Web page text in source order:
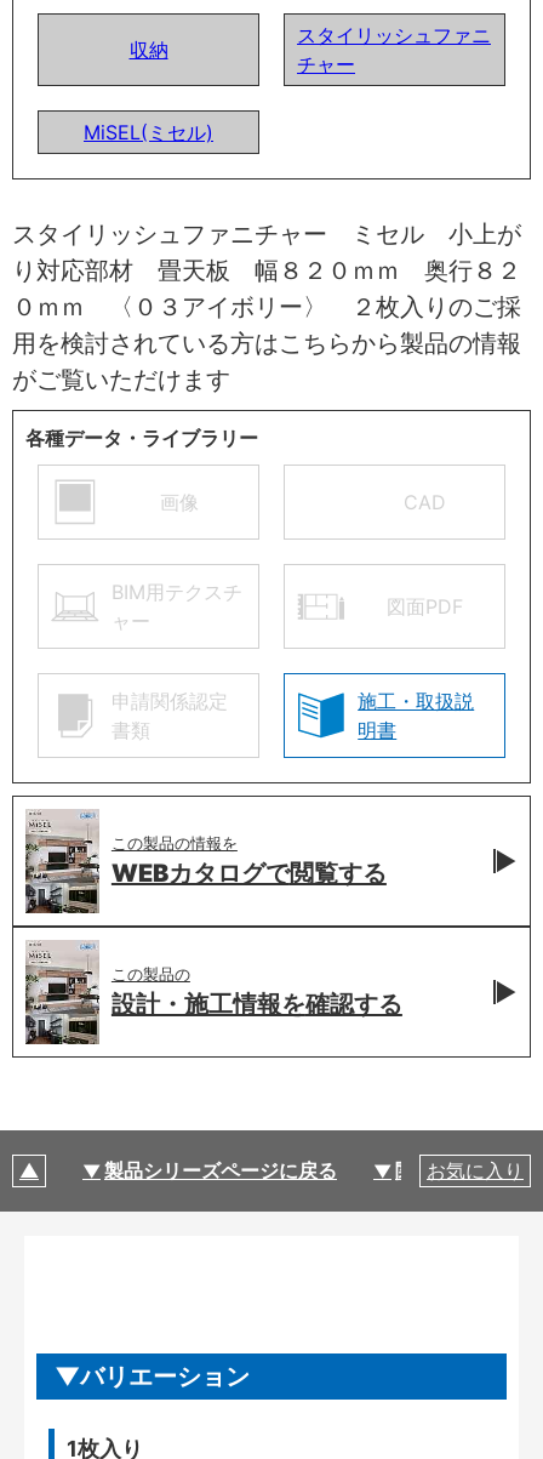
収納
スタイリッシュファニ
チャー
MiSEL(ミセル)
スタイリッシュファニチャー ミセル 小上が
り対応部材 畳天板 幅８２０ｍｍ 奥行８２
０ｍｍ 〈０３アイボリー〉 ２枚入りのご採
用を検討されている方はこちらから製品の情報
がご覧いただけます
各種データ・ライブラリー
画像 CAD
BIM用テクスチ
ャー
図面PDF
申請関係認定
書類
施工・取扱説
明書
この製品の情報を
WEBカタログで閲覧する
この製品の
設計・施工情報を確認する
製品シリーズページに戻る 関連部材・関連
お気に入り
バリエーション
1枚入り